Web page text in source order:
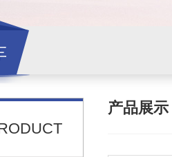
产品展示